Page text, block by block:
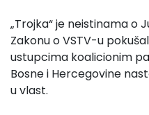
„Trojka“ je neistinama o
Zakonu o VSTV-u
ustupcima koalicionim
Bosne i Hercegovine
u vlast.